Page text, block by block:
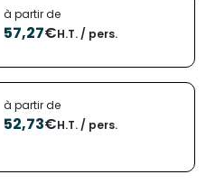
à partir de
57,27€H.T. / pers.
à partir de
52,73€H.T. / pers.